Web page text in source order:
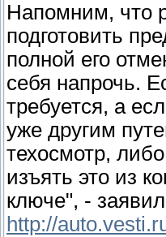
Напомним, что
подготовить
полной его
себя напрочь.
требуется, а
уже другим
техосмотр,
изъять это из
ключе", -
http://